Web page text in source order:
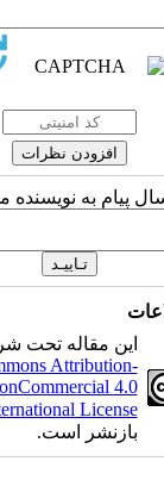
پیام به نویسنده
این مقاله تحت
Attribution-
4.0
License
بازنشر است.